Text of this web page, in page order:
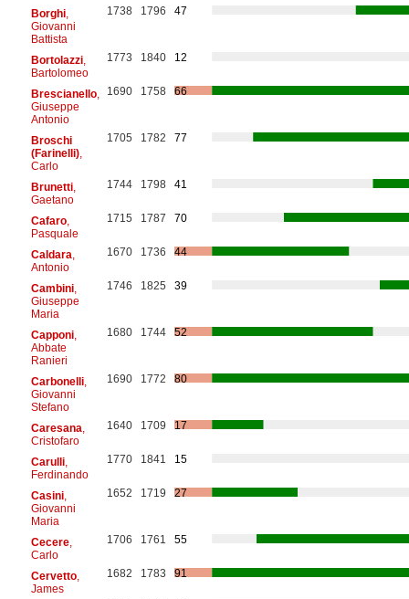
Borghi,
Giovanni
Battista
1738 1796 47
Bortolazzi,
Bartolomeo
1773 1840 12
Brescianello,
Giuseppe
Antonio
1690 1758 66
Broschi
(Farinelli),
Carlo
1705 1782 77
Brunetti,
Gaetano
1744 1798 41
Cafaro,
Pasquale
1715 1787 70
Caldara
Antonio
1670 1736 44
Cambini,
Giuseppe
Maria
1746 1825 39
Capponi,
Abbate
Ranieri
1680 1744 52
Carbonelli,
Giovanni
Stefano
1690 1772 80
Caresana
Cristofaro
1640 1709 17
Carulli,
Ferdinando
1770 1841 15
Casini,
Giovanni
Maria
1652 1719 27
Cecere,
Carlo
1706 1761 55
Cervetto,
James
1682 1783 91